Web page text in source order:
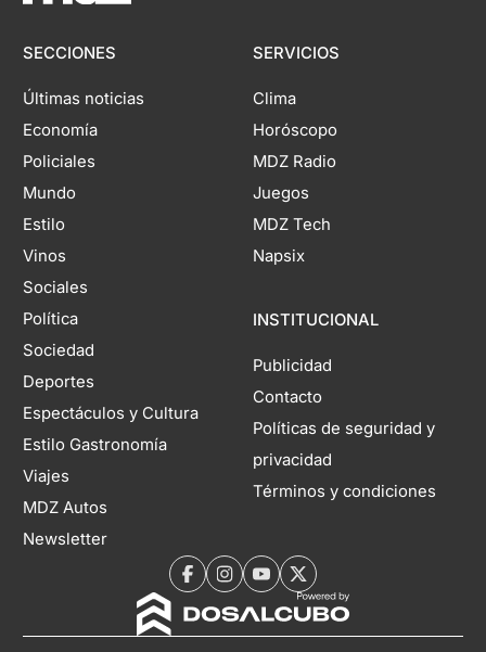
SECCIONES
Últimas noticias
Economía
Policiales
Mundo
Estilo
Vinos
Sociales
Política
Sociedad
Deportes
Espectáculos y Cultura
Estilo Gastronomía
Viajes
MDZ Autos
Newsletter
SERVICIOS
Clima
Horóscopo
MDZ Radio
Juegos
MDZ Tech
Napsix
INSTITUCIONAL
Publicidad
Contacto
Políticas de seguridad y
privacidad
Términos y condiciones